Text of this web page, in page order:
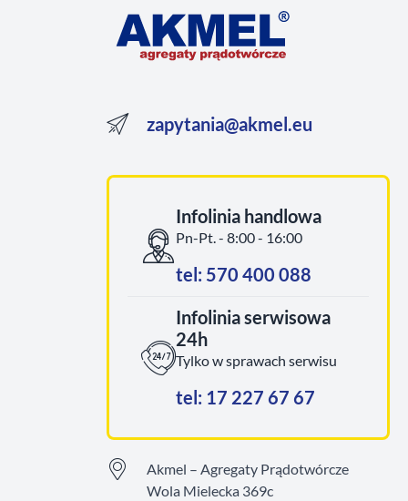
zapytania@akmel.eu
Infolinia handlowa
Pn-Pt. - 8:00 - 16:00
tel: 570 400 088
Infolinia serwisowa
24h
Tylko w sprawach serwisu
tel: 17 227 67 67
Akmel – Agregaty Prądotwórcze
Wola Mielecka 369c